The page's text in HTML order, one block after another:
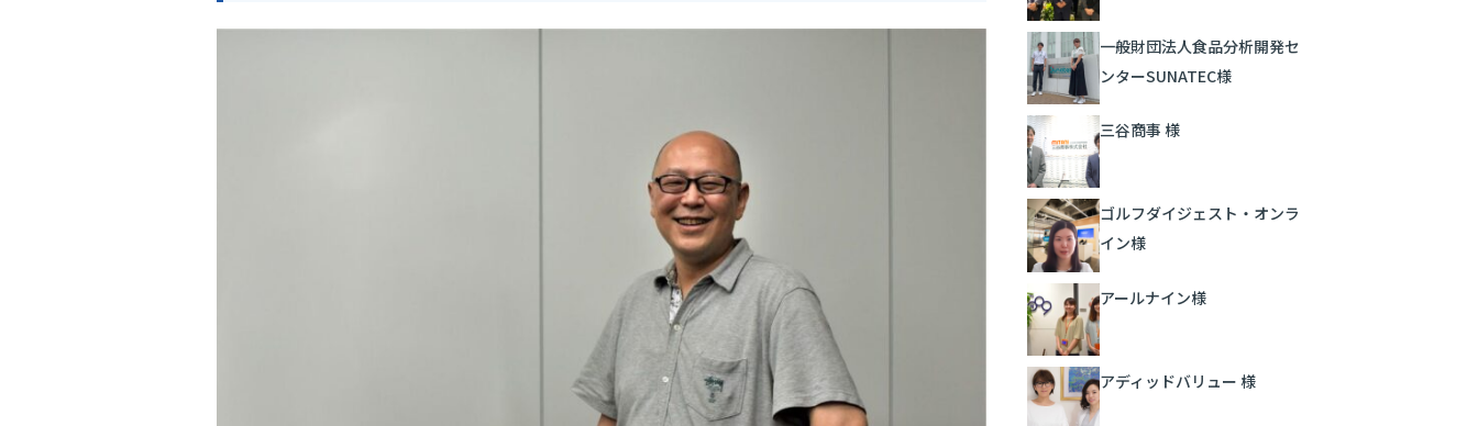
一般財団法人食品分析開発セ
ンターSUNATEC様
三谷商事 様
ゴルフダイジェスト・オンラ
イン様
アールナイン様
アディッドバリュー 様